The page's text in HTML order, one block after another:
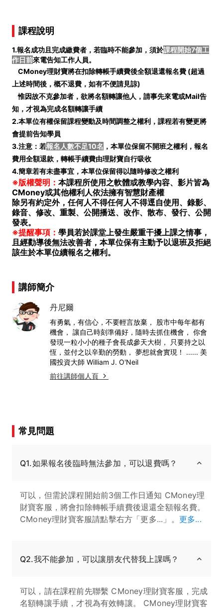
課程說明
1.報名成功且完成繳費者，若臨時不能參加，須於課程開始7個工
作日前來電告知工作人員。
CMoney理財寶將在扣除轉帳手續費後全額退還報名費 (超過
上述時間後，概不退費，如有不便請見諒)
惟因故不克參加者，欲將名額轉讓他人，請事先來電或Mail告
知，才視為完成名額轉讓手續
2.本單位有權保留課程變動及時間調整之權利，課程若有變更將
會提前告知學員
3.注意：若報名人數不足10名 ，本單位保留不開班之權利，報名
費用全額退款，轉帳手續費由理財寶自行吸收
4.簡章若有未盡事宜，本單位保留得以隨時修改之權利
※版權聲明： 本課程所使用之軟體或教學內容、影片皆為
CMoney或其他權利人依法擁有智慧財產權
除另有約定外，任何人不得任何人不得逕自使用、錄影、
錄音、修改、重製、公開播送、改作、散布、發行、公開
發表。
※提醒事項： 學員若於課堂上發生嚴重干擾上課之情事，
且經勸導後無法改善者，本單位保有主動予以退班及拒絕
該生於本單位續報名之權利。
講師簡介
丹尼爾
有勇氣，有信心，不要輕言放棄， 股市中每年都有
機會， 讓自己時刻準備好，隨時去抓住機會， 你會
發現一粒小小的種子會長成參天大樹， 只要持之以
恆，並付之以辛勤的勞動， 夢想就會實現！ ...... 美
國投資大師 William J. O'Neil
前往講師個人頁
常見問題
Q1.如果報名後臨時無法參加，可以退費嗎？
可以，但需於課程開始前3個工作日通知 CMoney理
財寶客服，將會扣除轉帳手續費後退還全額報名費。
CMoney理財寶客服請點擊右方「更多...」。 更多...
Q2.我不能參加，可以讓朋友代替我上課嗎？
可以，請在課程前先聯繫 CMoney理財寶客服，完成
名額轉讓手續，才視為有效轉讓。 CMoney理財寶客